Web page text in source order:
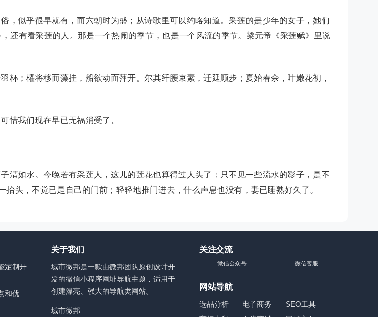
，似乎很早就有，而六朝时为盛；从诗歌里可以约略知道。采莲的是少年的女子，她们
还有看采莲的人。那是一个热闹的季节，也是一个风流的季节。梁元帝《采莲赋》里说
杯；欋将移而藻挂，船欲动而萍开。尔其纤腰束素，迁延顾步；夏始春余，叶嫩花初，
惜我们现在早已无福消受了。
清如水。今晚若有采莲人，这儿的莲花也算得过人头了；只不见一些流水的影子，是不
头，不觉已是自己的门前；轻轻地推门进去，什么声息也没有，妻已睡熟好久了。
定制开
和优
关于我们
城市微邦是一款由微邦团队原创设计开
发的微信小程序网址导航主题，适用于
创建漂亮、强大的导航类网站。
城市微邦
关注交流
微信公众号 微信客服
网站导航
选品分析 电子商务
SEO工具